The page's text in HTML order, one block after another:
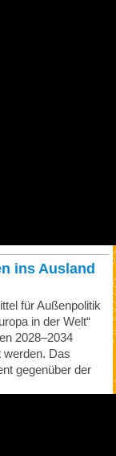
ins Ausland
für Außenpolitik
in der Welt“
2028–2034
werden. Das
gegenüber der